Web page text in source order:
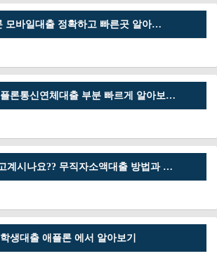
모바일대출 정확하고 빠른곳 알아…
론통신연체대출 부분 빠르게 알아보…
계시나요?? 무직자소액대출 방법과 …
생대출 애플론 에서 알아보기